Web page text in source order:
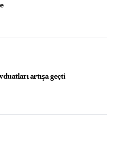
artışa geçti